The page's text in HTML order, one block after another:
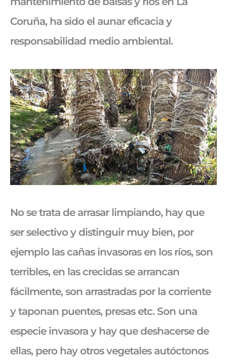
Coruña, ha sido el aunar eficacia y
responsabilidad medio ambiental.
No se trata de arrasar limpiando, hay que
ser selectivo y distinguir muy bien, por
ejemplo las cañas invasoras en los ríos, son
terribles, en las crecidas se arrancan
fácilmente, son arrastradas por la corriente
y taponan puentes, presas etc. Son una
especie invasora y hay que deshacerse de
ellas, pero hay otros vegetales autóctonos